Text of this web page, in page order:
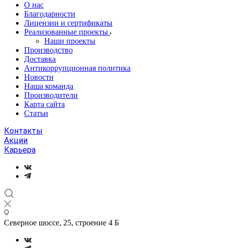
О нас
Благодарности
Лицензии и сертификаты
Реализованные проекты
Наши проекты
Производство
Доставка
Антикоррупционная политика
Новости
Наша команда
Производители
Карта сайта
Статьи
Контакты
Акции
Карьера
Северное шоссе, 25, строение 4 Б